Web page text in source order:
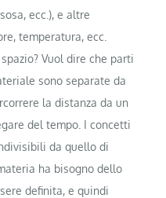
ecc.), e altre
temperatura, ecc.
Vuol dire che parti
sono separate da
la distanza da un
del tempo. I concetti
da quello di
ha bisogno dello
definita, e quindi